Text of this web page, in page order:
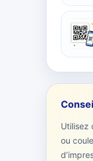
Utilisez
ou